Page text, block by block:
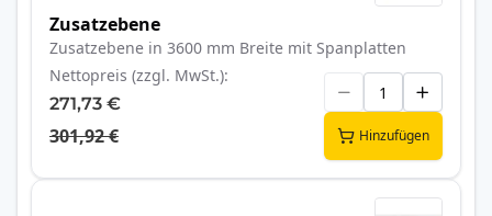
Zusatzebene
Zusatzebene in 3600 mm Breite mit Spanplatten
Nettopreis (zzgl. MwSt.)
271,73 €
301,92 € Hinzufügen